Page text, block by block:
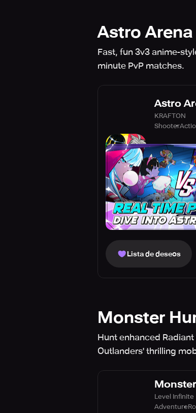
Astro Arena
Fast, fun 3v3 anime-
minute PvP matches.
Astro
KRAFTON
Shooter
Lista de deseos
Monster
Hunt enhanced
Outlanders' thrilling
Level Infinite
Adventure